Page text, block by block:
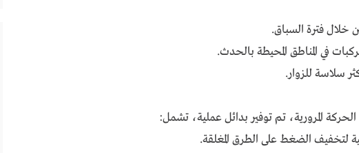
خلال فترة السباق.
في المناطق المحيطة بالحدث.
سلاسة للزوار.
المرورية، تم توفير بدائل عملية، تشمل:
لتخفيف الضغط على الطرق المغلقة.